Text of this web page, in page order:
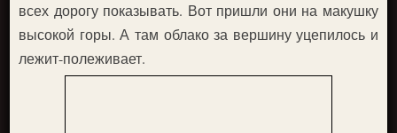
всех дорогу показывать. Вот пришли они на макушку
высокой горы. А там облако за вершину уцепилось и
лежит-полеживает.